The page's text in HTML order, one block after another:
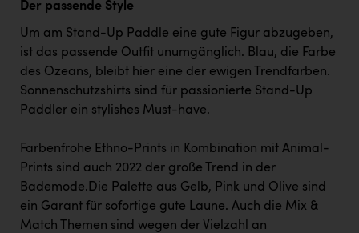
Der passende Style
Um am Stand-Up Paddle eine gute Figur abzugeben,
ist das passende Outfit unumgänglich. Blau, die Farbe
des Ozeans, bleibt hier eine der ewigen Trendfarben.
Sonnenschutzshirts sind für passionierte Stand-Up
Paddler ein stylishes Must-have.
Farbenfrohe Ethno-Prints in Kombination mit Animal-
Prints sind auch 2022 der große Trend in der
Bademode.Die Palette aus Gelb, Pink und Olive sind
ein Garant für sofortige gute Laune. Auch die Mix &
Match Themen sind wegen der Vielzahl an